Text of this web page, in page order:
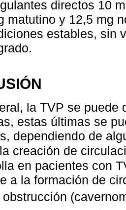
directos 10
matutino y 12,5 mg
estables, sin
la TVP se puede
estas últimas se
dependiendo de
creación de
en pacientes con
a la formación de